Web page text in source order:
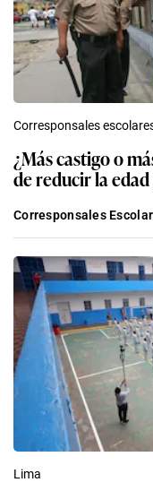
Corresponsales
¿Más castigo o
de reducir la
Corresponsales
Lima